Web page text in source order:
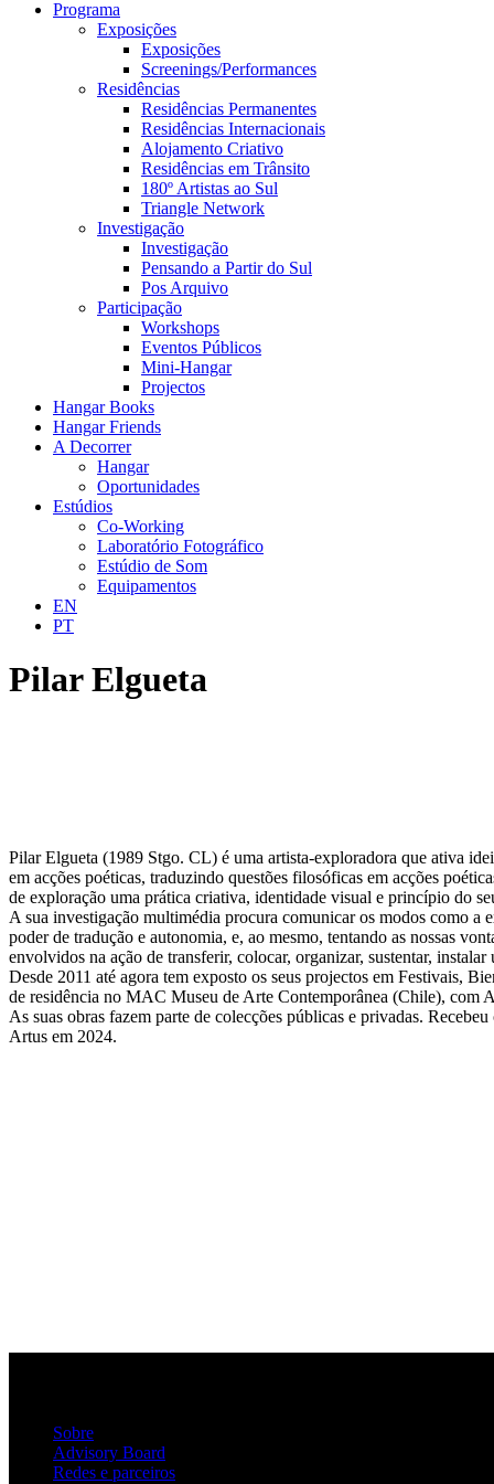
Programa
Exposições
Exposições
Screenings/Performances
Residências
Residências Permanentes
Residências Internacionais
Alojamento Criativo
Residências em Trânsito
180º Artistas ao Sul
Triangle Network
Investigação
Investigação
Pensando a Partir do Sul
Pos Arquivo
Participação
Workshops
Eventos Públicos
Mini-Hangar
Projectos
Hangar Books
Hangar Friends
A Decorrer
Hangar
Oportunidades
Estúdios
Co-Working
Laboratório Fotográfico
Estúdio de Som
Equipamentos
EN
PT
Pilar Elgueta
Pilar Elgueta (1989 Stgo. CL) é uma artista-exploradora que ativa
em acções poéticas, traduzindo questões filosóficas em acções
de exploração uma prática criativa, identidade visual e princípio do
A sua investigação multimédia procura comunicar os modos como a
poder de tradução e autonomia, e, ao mesmo, tentando as nossas
envolvidos na ação de transferir, colocar, organizar, sustentar,
Desde 2011 até agora tem exposto os seus projectos em Festivais,
de residência no MAC Museu de Arte Contemporânea (Chile),
As suas obras fazem parte de colecções públicas e privadas.
Artus em 2024.
Sobre
Advisory Board
Redes e parceiros